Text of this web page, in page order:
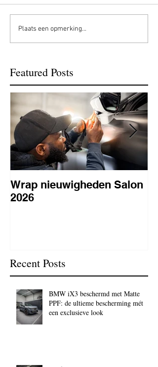
Plaats een opmerking...
Featured Posts
Wrap nieuwigheden Salon
2026
Recent Posts
BMW iX3 beschermd met Matte
PPF: de ultieme bescherming mét
een exclusieve look